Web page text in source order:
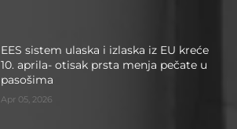
EES sistem ulaska i izlaska iz EU kreće
10. aprila- otisak prsta menja pečate u
pasošima
Apr 05, 2026